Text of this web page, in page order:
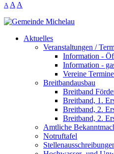
A A A
Aktuelles
Veranstaltungen /
Information -
Information -
Vereine
Breitbandausbau
Breitband
Breitband, 1.
Breitband, 2.
Breitband, 2.
Amtliche
Notruftafel